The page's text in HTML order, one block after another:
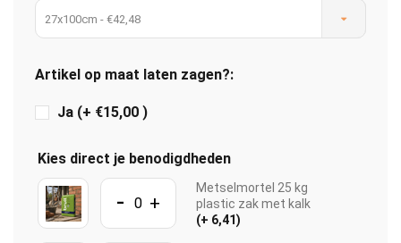
27x100cm - €42,48
Artikel op maat laten zagen?:
Ja (+ €15,00 )
Kies direct je benodigdheden
- +
Metselmortel 25 kg
plastic zak met kalk
(+ 6,41)